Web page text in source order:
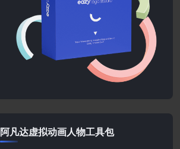
阿凡达虚拟动画人物工具包